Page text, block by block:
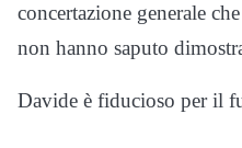
concertazione generale
non hanno saputo
Davide è fiducioso per il